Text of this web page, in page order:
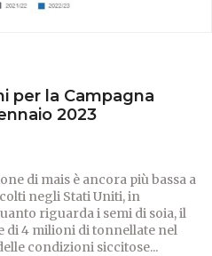
per la Campagna
2023
di mais è ancora più bassa a
negli Stati Uniti, in
riguarda i semi di soia, il
di 4 milioni di tonnellate nel
condizioni siccitose...